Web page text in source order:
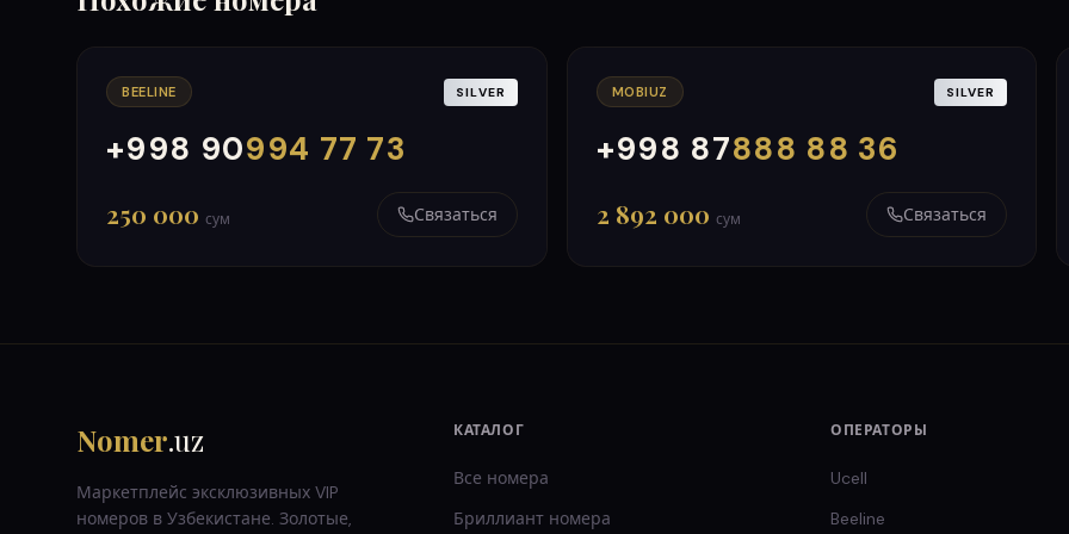
BEELINE SILVER
+998 90994 77 73
000
999
250 000 сум Связаться
MOBIUZ SILVER
+998 87888 88 36
000
999
2 892 000 сум Связаться
Nomer.uz
Маркетплейс эксклюзивных VIP
номеров в Узбекистане. Золотые,
КАТАЛОГ
Все номера
Бриллиант номера
ОПЕРАТОРЫ
Ucell
Beeline